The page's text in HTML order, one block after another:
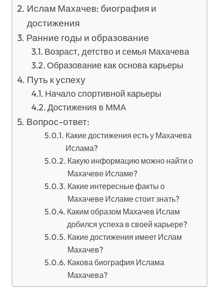
Ислам Махачев: биография и
достижения
Ранние годы и образование
Возраст, детство и семья Махачева
Образование как основа карьеры
Путь к успеху
Начало спортивной карьеры
Достижения в ММА
Вопрос-ответ:
Какие достижения есть у Махачева
Ислама?
Какую информацию можно найти о
Махачеве Исламе?
Какие интересные факты о
Махачеве Исламе стоит знать?
Каким образом Махачев Ислам
добился успеха в своей карьере?
Какие достижения имеет Ислам
Махачев?
Какова биография Ислама
Махачева?